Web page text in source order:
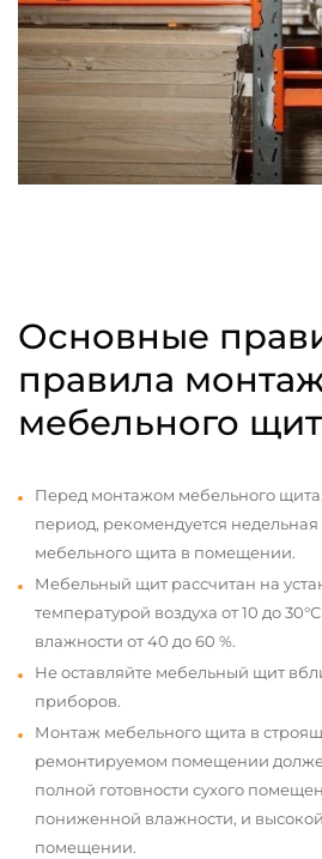
Основные
правила
мебельного
Перед монтажом мебельного
период, рекомендуется
мебельного щита в помещении.
Мебельный щит рассчитан на
температурой воздуха от 10 до
влажности от 40 до 60 %.
Не оставляйте мебельный щит
приборов.
Монтаж мебельного щита в
ремонтируемом помещении
полной готовности сухого
пониженной влажности, и
помещении.